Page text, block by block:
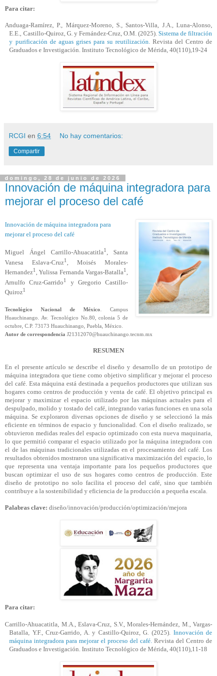
Para citar:
Anduaga-Ramírez, P., Márquez-Moreno, S., Santos-Villa, J.A., Luna-Alonso,
E.E., Castillo-Quiroz, G. y Fernández-Cruz, O.M. (2025). Sistema de filtración
y purificación de aguas grises para su reutilización Revista del Centro de
Graduados e Investigación. Instituto Tecnológico de Mérida, 40(110),19-24
RCGI en 6:54 No hay comentarios:
Compartir
domingo, 28 de junio de 2026
Innovación de máquina integradora para
mejorar el proceso del café
Innovación de máquina integradora para
mejorar el proceso del café
Miguel Ángel Carrillo-Ahuacatitla1 , Santa
Vanesa Eslava-Cruz1 , Moisés Morales-
Hernandez1 , Yulissa Fernanda Vargas-Batalla1 ,
Arnulfo Cruz-Garrido1
y Gregorio Castillo-
Quiroz1
Tecnológico Nacional de México
. Campus
Huauchinango. Av. Tecnológico No.80, colonia 5 de
octubre, C.P. 73173 Huauchinango, Puebla, México.
Autor de correspondencia J21312070@huauchinango.tecnm.mx
RESUMEN
En el presente artículo se describe el diseño y desarrollo de un prototipo de
máquina integradora que tiene como objetivo simplificar y mejorar el proceso
del café. Esta máquina está destinada a pequeños productores que utilizan sus
hogares como centros de producción y venta de café. El objetivo principal es
mejorar y maximizar el espacio utilizado por las máquinas actuales para el
despulpado, molido y tostado del café, integrando varias funciones en una sola
máquina. Se exploraron diversas opciones de diseño y se seleccionó la más
eficiente en términos de espacio y funcionalidad. Con el diseño realizado, se
obtuvieron medidas reales del espacio optimizado con esta nueva maquinaria,
lo que permitió comparar el espacio utilizado por la máquina integradora con
el de las máquinas tradicionales utilizadas en el procesamiento del café. Los
resultados obtenidos mostraron una significativa maximización del espacio, lo
que representa una ventaja importante para los pequeños productores que
buscan optimizar el uso de sus hogares como centros de producción. Este
diseño de prototipo no solo facilita el proceso del café, sino que también
contribuye a la sostenibilidad y eficiencia de la producción a pequeña escala.
Palabras clave: diseño/innovación/producción/optimización/mejora
Para citar:
Carrillo-Ahuacatitla, M.A., Eslava-Cruz, S.V., Morales-Hernández, M., Vargas-
Batalla, Y.F., Cruz-Garrido, A. y Castillo-Quiroz, G. (2025). Innovación de
máquina integradora para mejorar el proceso del café Revista del Centro de
Graduados e Investigación. Instituto Tecnológico de Mérida, 40(110),11-18